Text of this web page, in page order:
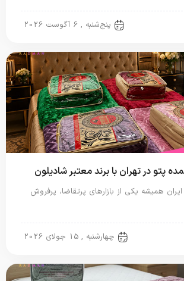
پنج‌شنبه , 6 آگوست 2026
پتو در تهران با برند معتبر شادیلون
ایران همیشه یکی از بازارهای پرتقاضا، پرفروش
چهارشنبه , 15 جولای 2026